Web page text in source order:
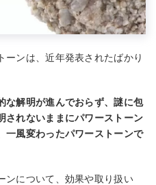
ーンは、近年発表されたばかり
な解明が進んでおらず、謎に包
されないままにパワーストーン
一風変わったパワーストーンで
ンについて、効果や取り扱い